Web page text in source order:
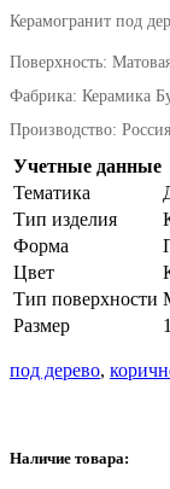
Керамогранит под
Поверхность:
Фабрика: Керамика
Производство: Россия.
Учетные данные
Тематика
Тип изделия
Форма
Цвет
Тип поверхности
Размер
под дерево,
Наличие товара: